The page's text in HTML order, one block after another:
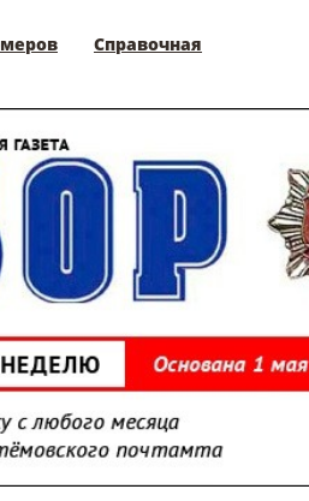
Справочная